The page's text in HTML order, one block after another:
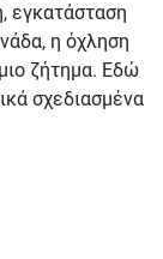
εγκατάσταση
η όχληση
ζήτημα. Εδώ
σχεδιασμένα